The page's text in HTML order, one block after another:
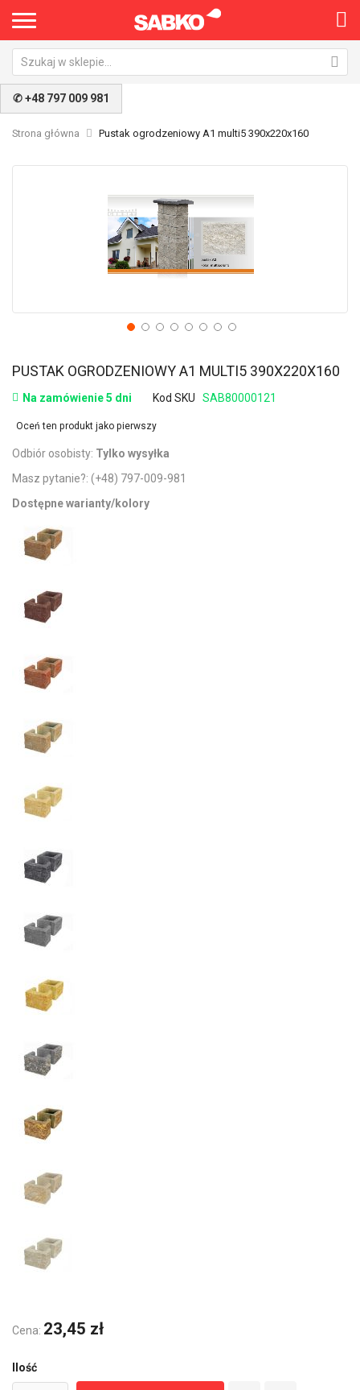
✆ +48 797 009 981
Strona główna Pustak ogrodzeniowy A1 multi5 390x220x160
PUSTAK OGRODZENIOWY A1 MULTI5 390X220X160
Na zamówienie 5 dni Kod SKU SAB80000121
Oceń ten produkt jako pierwszy
Odbiór osobisty: Tylko wysyłka
Masz pytanie?: (+48) 797-009-981
Dostępne warianty/kolory
Cena: 23,45 zł
Ilość